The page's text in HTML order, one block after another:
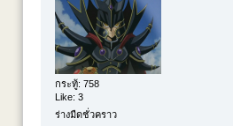
กระทู้: 758
Like: 3
ร่างมืดชั่วคราว